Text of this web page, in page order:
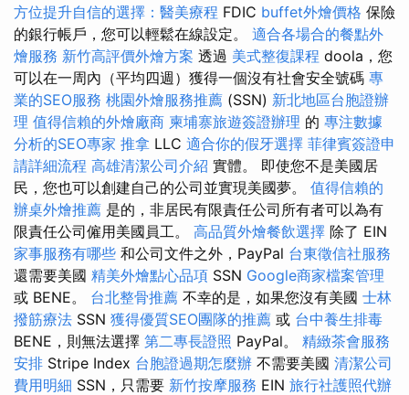
方位提升自信的選擇：醫美療程 FDIC buffet外燴價格 保險
的銀行帳戶，您可以輕鬆在線設定。 適合各場合的餐點外
燴服務 新竹高評價外燴方案 透過 美式整復課程 doola，您
可以在一周內（平均四週）獲得一個沒有社會安全號碼 專
業的SEO服務 桃園外燴服務推薦 (SSN) 新北地區台胞證辦
理 值得信賴的外燴廠商 柬埔寨旅遊簽證辦理 的 專注數據
分析的SEO專家 推拿 LLC 適合你的假牙選擇 菲律賓簽證申
請詳細流程 高雄清潔公司介紹 實體。 即使您不是美國居
民，您也可以創建自己的公司並實現美國夢。 值得信賴的
辦桌外燴推薦 是的，非居民有限責任公司所有者可以為有
限責任公司僱用美國員工。 高品質外燴餐飲選擇 除了 EIN
家事服務有哪些 和公司文件之外，PayPal 台東徵信社服務
還需要美國 精美外燴點心品項 SSN Google商家檔案管理
或 BENE。 台北整骨推薦 不幸的是，如果您沒有美國 士林
撥筋療法 SSN 獲得優質SEO團隊的推薦 或 台中養生排毒
BENE，則無法選擇 第二專長證照 PayPal。 精緻茶會服務
安排 Stripe Index 台胞證過期怎麼辦 不需要美國 清潔公司
費用明細 SSN，只需要 新竹按摩服務 EIN 旅行社護照代辦